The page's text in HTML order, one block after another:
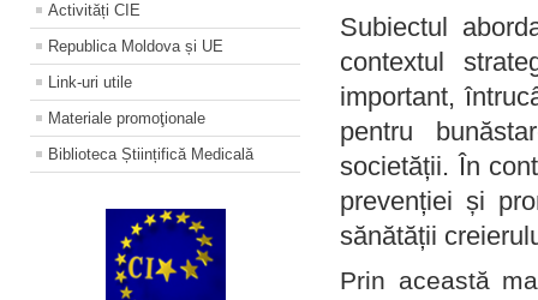
Activități CIE
Republica Moldova și UE
Link-uri utile
Materiale promoţionale
Biblioteca Științifică Medicală
Subiectul
contextul
important,
pentru
societății. În
prevenției și
sănătății
Prin această